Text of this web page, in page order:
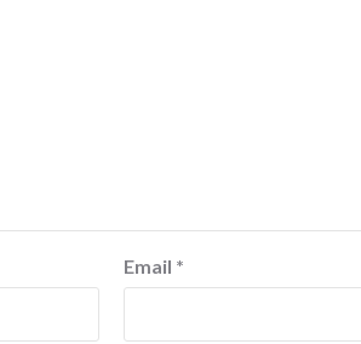
Email *